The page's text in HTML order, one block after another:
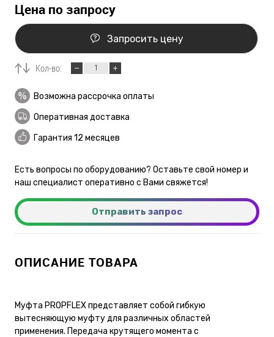
Цена по запросу
Запросить цену
Кол-во:
Возможна рассрочка оплаты
Оперативная доставка
Гарантия 12 месяцев
Есть вопросы по оборудованию? Оставьте свой номер и
наш специалист оперативно с Вами свяжется!
Отправить запрос
ОПИСАНИЕ ТОВАРА
Муфта PROPFLEX представляет собой гибкую
вытесняющую муфту для различных областей
применения. Передача крутящего момента с